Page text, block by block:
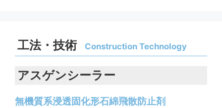
工法・技術 Construction Technology
アスゲンシーラー
無機質系浸透固化形石綿飛散防止剤